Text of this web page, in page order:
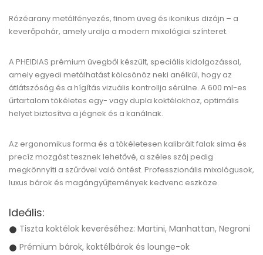
Rózéarany metálfényezés, finom üveg és ikonikus dizájn – a
keverőpohár, amely uralja a modern mixológiai színteret.
A PHEIDIAS prémium üvegből készült, speciális kidolgozással,
amely egyedi metálhatást kölcsönöz neki anélkül, hogy az
átlátszóság és a hígítás vizuális kontrollja sérülne. A 600 ml-es
űrtartalom tökéletes egy- vagy dupla koktélokhoz, optimális
helyet biztosítva a jégnek és a kanálnak.
Az ergonomikus forma és a tökéletesen kalibrált falak sima és
precíz mozgást tesznek lehetővé, a széles száj pedig
megkönnyíti a szűrővel való öntést. Professzionális mixológusok,
luxus bárok és magángyűjtemények kedvenc eszköze.
Ideális:
Tiszta koktélok keveréséhez: Martini, Manhattan, Negroni
Prémium bárok, koktélbárok és lounge-ok